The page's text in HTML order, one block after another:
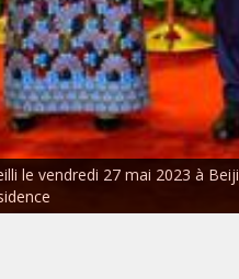
le vendredi 27 mai 2023 à